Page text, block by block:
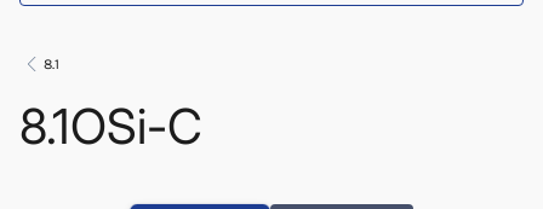
8.1
8.1OSi-C